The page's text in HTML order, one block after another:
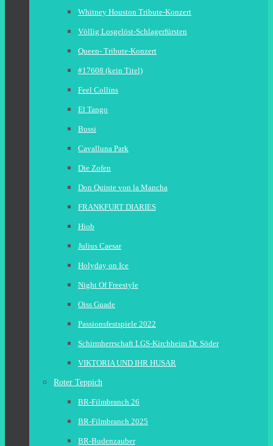
Whitney Houston Tribute-Konzert
Völlig Losgelöst-Schlagerfürsten
Queen- Tribute-Konzert
#17608 (kein Titel)
Feel Collins
El Tango
Bussi
Cavalluna Park
Die Zofen
Don Quinte von la Mancha
FRANKFURT DIARIES
Hiob
Julius Caesar
Holyday on Ice
Night Of Freestyle
Oiss Guade
Passionsfestspiele 2022
Schirmherrschaft LGS-Kirchheim Dr. Söder
VIKTORIA UND IHR HUSAR
Roter Teppich
BR-Filmbranch 26
BR-Filmbranch 2025
BR-Budenzauber